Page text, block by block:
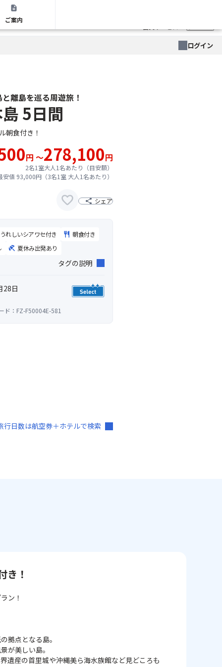
ログイン
離島を巡る周遊旅！
5日間
朝食付き！
円 ～278,100円
2名1室大人1名あたり（目安額）
安値 93,000円（3名1室 大人1名あたり）
シェア
うれしいシアワセ付き
朝食付き
夏休み出発あり
タグの説明
28日
ド：FZ-F50004E-581
行日数は航空券＋ホテルで検索
き！
ン！
拠点となる島。
が美しい島。
遺産の首里城や沖縄美ら海水族館など見どころも
ご案内